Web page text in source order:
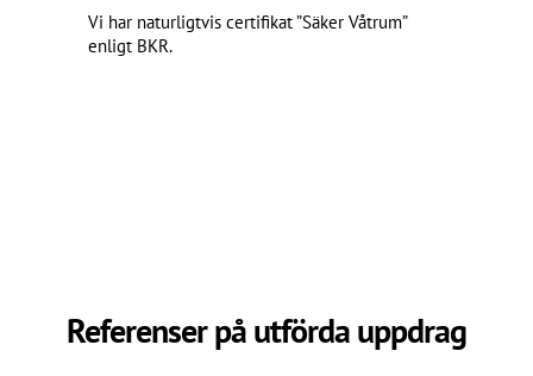
Vi har naturligtvis certifikat ”Säker Våtrum”
enligt BKR.
Referenser på utförda uppdrag